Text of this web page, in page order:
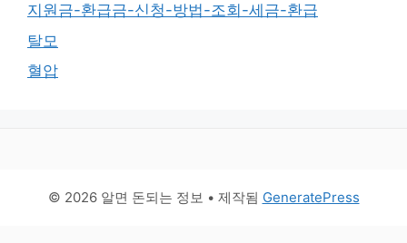
지원금-환급금-신청-방법-조회-세금-환급
탈모
혈압
© 2026 알면 돈되는 정보 • 제작됨 GeneratePress